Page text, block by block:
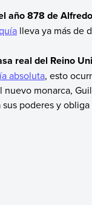
año 878 de
lleva ya más de
real del Reino
absoluta, esto
monarca,
poderes y